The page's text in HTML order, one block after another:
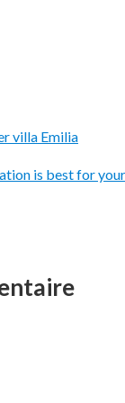
villa Emilia
is best for